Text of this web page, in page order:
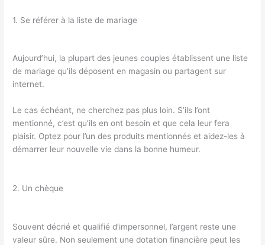
1. Se référer à la liste de mariage
Aujourd’hui, la plupart des jeunes couples établissent une liste
de mariage qu’ils déposent en magasin ou partagent sur
internet.
Le cas échéant, ne cherchez pas plus loin. S’ils l’ont
mentionné, c’est qu’ils en ont besoin et que cela leur fera
plaisir. Optez pour l’un des produits mentionnés et aidez-les à
démarrer leur nouvelle vie dans la bonne humeur.
2. Un chèque
Souvent décrié et qualifié d’impersonnel, l’argent reste une
valeur sûre. Non seulement une dotation financière peut les